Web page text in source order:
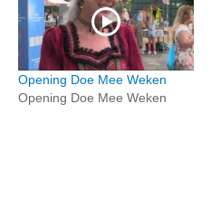
Opening Doe Mee Weken
Opening Doe Mee Weken